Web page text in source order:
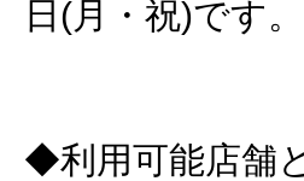
日(月・祝)です。
◆利用可能店舗